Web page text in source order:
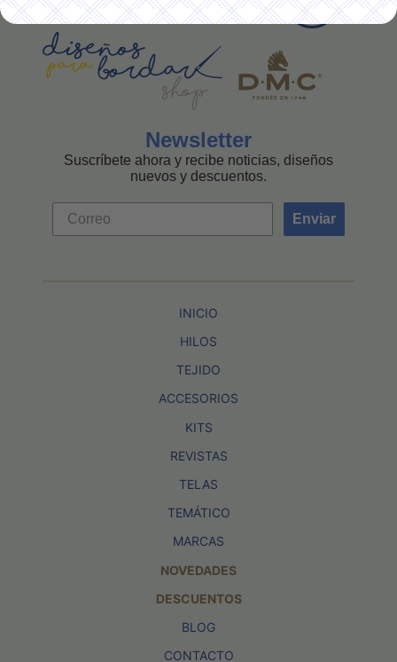
Newsletter
Suscríbete ahora y recibe noticias, diseños
nuevos y descuentos.
Enviar
INICIO
HILOS
TEJIDO
ACCESORIOS
KITS
REVISTAS
TELAS
TEMÁTICO
MARCAS
NOVEDADES
DESCUENTOS
BLOG
CONTACTO